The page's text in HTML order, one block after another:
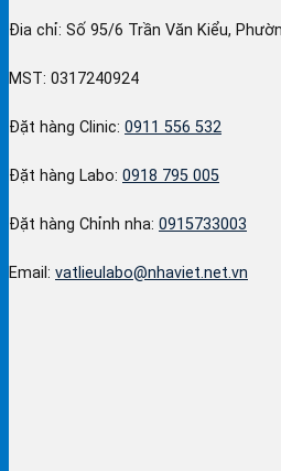
Đia chỉ: Số 95/6 Trần Văn Kiểu,
MST: 0317240924
Đặt hàng Clinic: 0911 556 532
Đặt hàng Labo: 0918 795 005
Đặt hàng Chỉnh nha: 0915733003
Email: vatlieulabo@nhaviet.net.vn